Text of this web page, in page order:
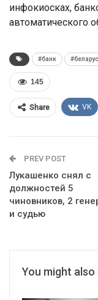
инфокиосках,
автоматического
#банк
145
Share VK
PREV POST
Лукашенко снял с
должностей 5
чиновников, 2
и судью
You might also